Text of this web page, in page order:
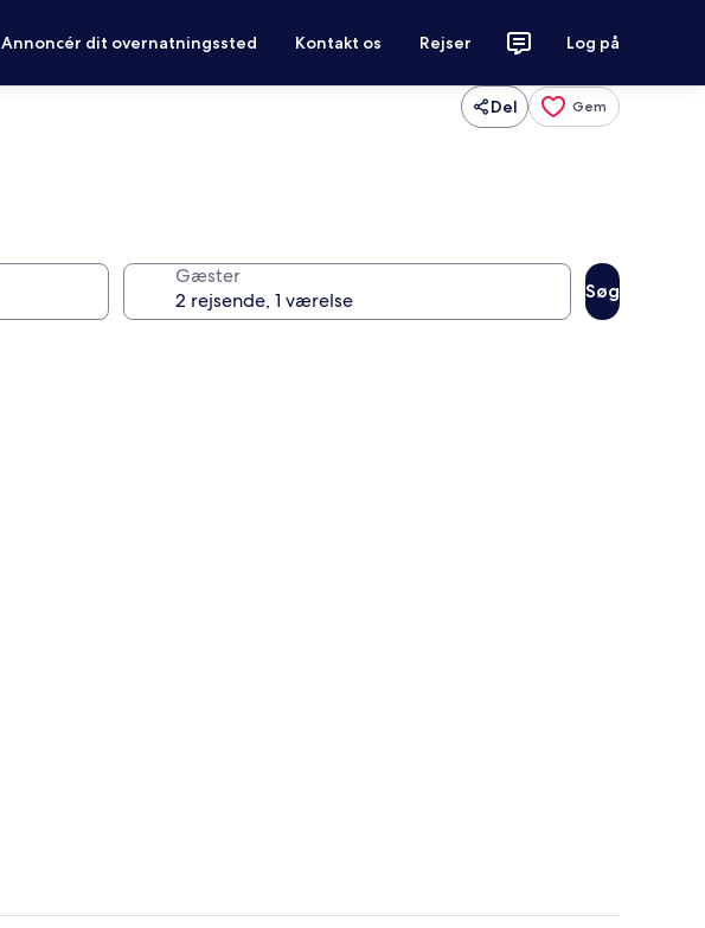
Annoncér dit overnatningssted Kontakt os Rejser Log på
Del Gem
Gæster
Søg